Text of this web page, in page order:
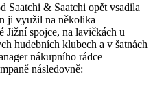
Saatchi & Saatchi opět vsadila
ji využil na několika
Jižní spojce, na lavičkách u
hudebních klubech a v šatnách
nákupního rádce
následovně: